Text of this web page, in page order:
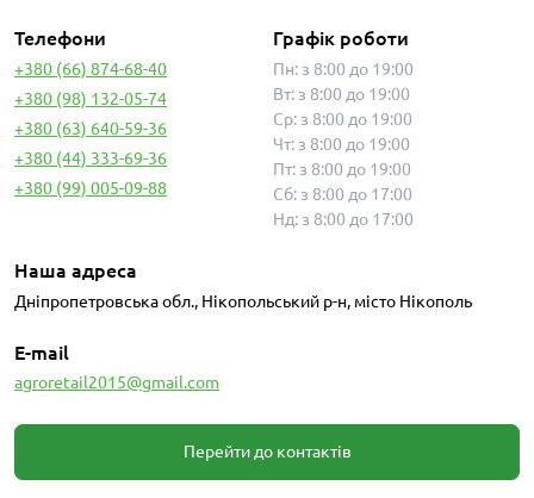
Телефони
+380 (66) 874-68-40
+380 (98) 132-05-74
+380 (63) 640-59-36
+380 (44) 333-69-36
+380 (99) 005-09-88
Графік роботи
Пн: з 8:00 до 19:00
Вт: з 8:00 до 19:00
Ср: з 8:00 до 19:00
Чт: з 8:00 до 19:00
Пт: з 8:00 до 19:00
Сб: з 8:00 до 17:00
Нд: з 8:00 до 17:00
Наша адреса
Дніпропетровська обл., Нікопольський р-н, місто Нікополь
E-mail
agroretail2015@gmail.com
Перейти до контактів